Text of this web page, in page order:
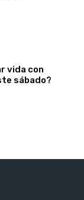
vida con
sábado?